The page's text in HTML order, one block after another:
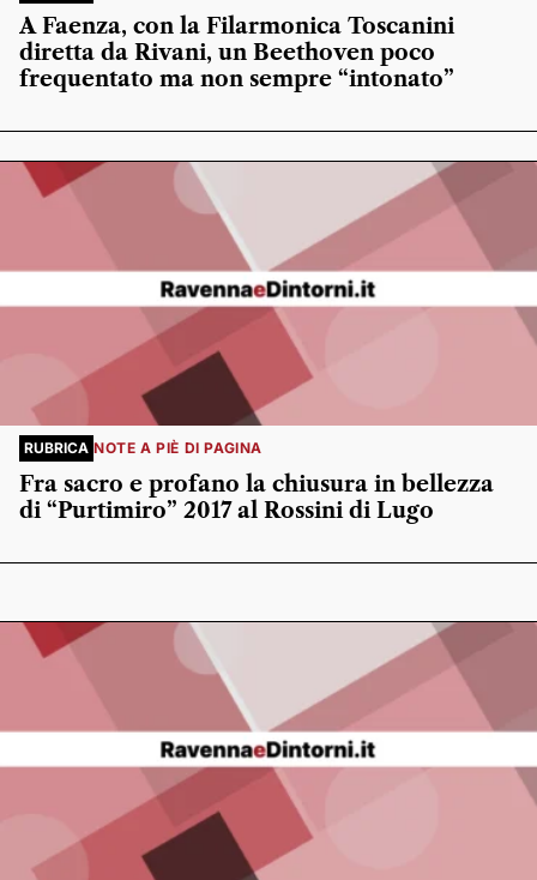
A Faenza, con la Filarmonica Toscanini
diretta da Rivani, un Beethoven poco
frequentato ma non sempre “intonato”
RUBRICA NOTE A PIÈ DI PAGINA
Fra sacro e profano la chiusura in bellezza
di “Purtimiro” 2017 al Rossini di Lugo